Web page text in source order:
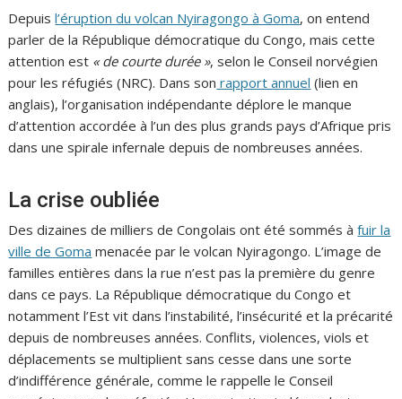
Depuisl’éruption du volcan Nyiragongo à Goma, on entend
parler de la République démocratique du Congo, mais cette
attention est « de courte durée », selon le Conseil norvégien
pour les réfugiés (NRC). Dans son rapport annuel (lien en
anglais), l’organisation indépendante déplore le manque
d’attention accordée à l’un des plus grands pays d’Afrique pris
dans une spirale infernale depuis de nombreuses années.
La crise oubliée
Des dizaines de milliers de Congolais ont été sommés àfuir la
ville de Goma menacée par le volcan Nyiragongo. L’image de
familles entières dans la rue n’est pas la première du genre
dans ce pays. La République démocratique du Congo et
notamment l’Est vit dans l’instabilité, l’insécurité et la précarité
depuis de nombreuses années. Conflits, violences, viols et
déplacements se multiplient sans cesse dans une sorte
d’indifférence générale, comme le rappelle le Conseil